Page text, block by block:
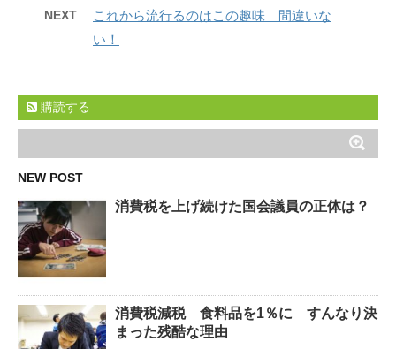
NEXT
これから流行るのはこの趣味 間違いな
い！
購読する
NEW POST
消費税を上げ続けた国会議員の正体は？
消費税減税 食料品を1％に すんなり決
まった残酷な理由